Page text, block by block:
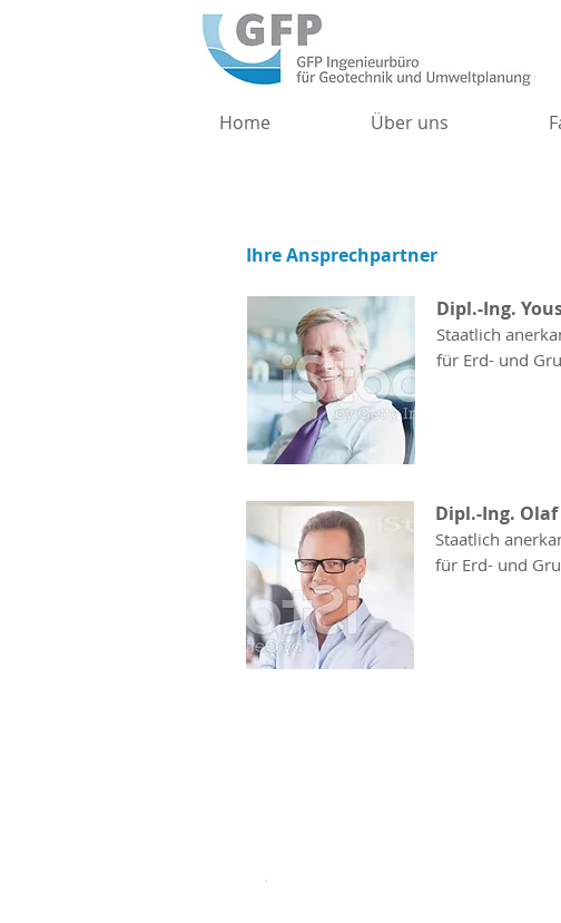
Home Über uns
Ihre Ansprechpartner
Dipl.-Ing.
Staatlich
für Erd- und
Dipl.-Ing.
Staatlich
für Erd- und